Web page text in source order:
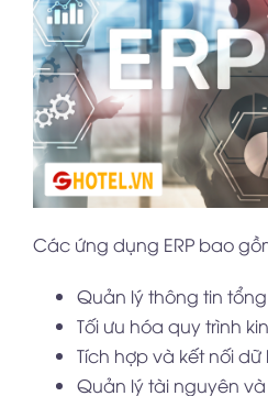
Các ứng dụng ERP bao
Quản lý thông tin
Tối ưu hóa quy trình
Tích hợp và kết nối dữ
Quản lý tài nguyên